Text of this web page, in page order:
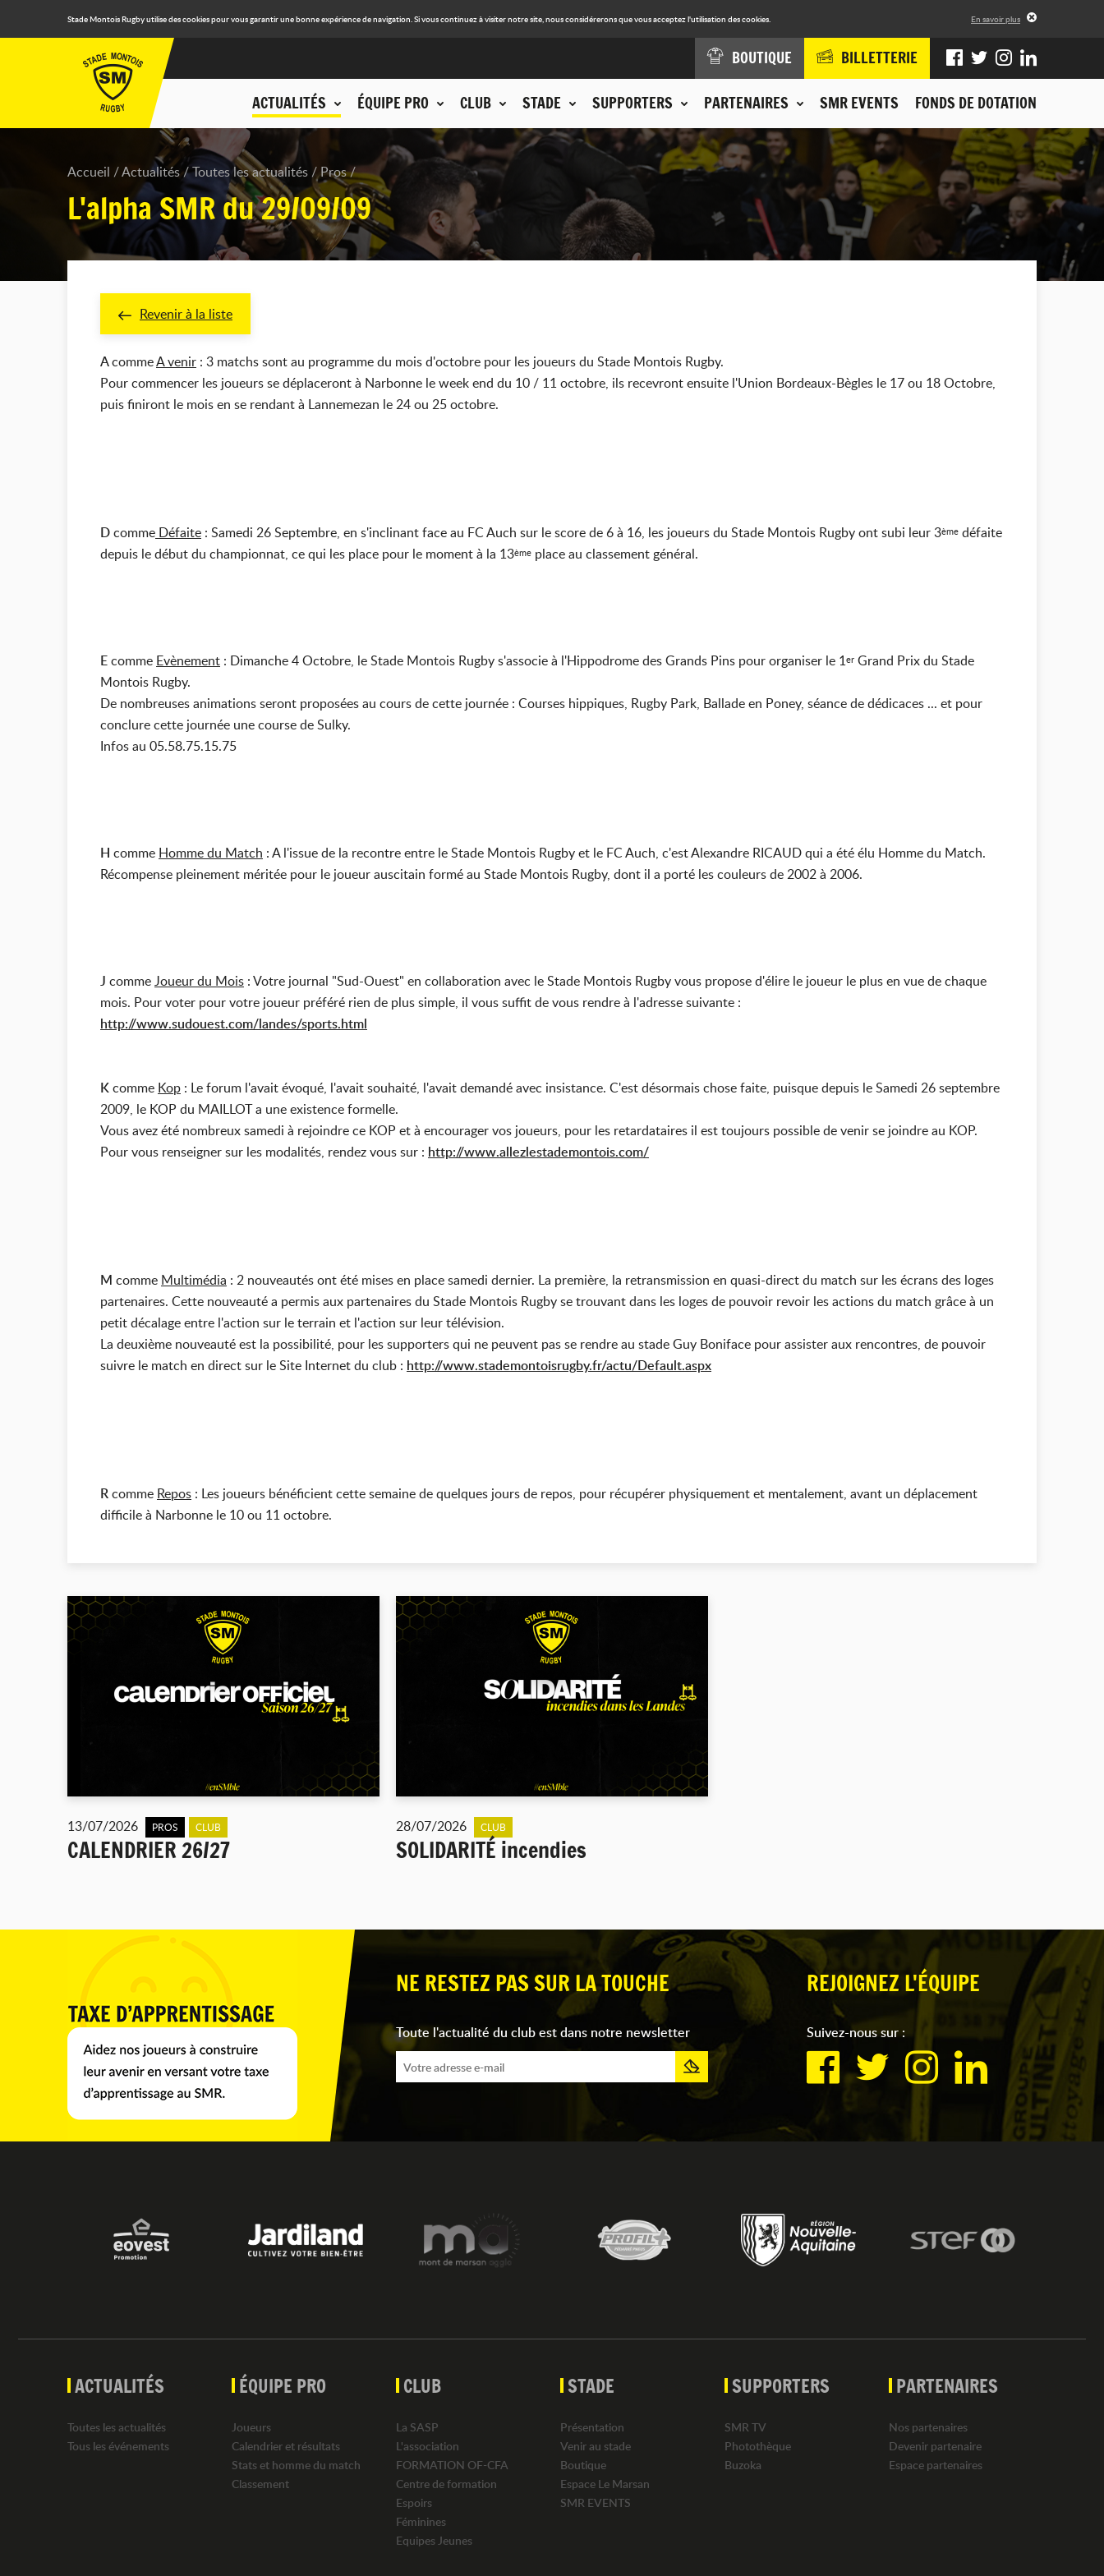
Stade Montois Rugby utilise des cookies pour vous garantir une bonne expérience de navigation. Si vous continuez à visiter notre site, nous considérerons que vous acceptez l'utilisation des cookies. En savoir plus
ACTUALITÉS ÉQUIPE PRO CLUB STADE SUPPORTERS PARTENAIRES SMR EVENTS FONDS DE DOTATION
BOUTIQUE BILLETTERIE
Accueil Actualités Toutes les actualités Pros
L'alpha SMR du 29/09/09
Revenir à la liste
AcommeA venir : 3 matchs sont au programme du mois d'octobre pour les joueurs du Stade Montois Rugby.
Pour commencer les joueurs se déplaceront à Narbonne le week end du 10 / 11 octobre, ils recevront ensuite l'Union Bordeaux-Bègles le 17 ou 18 Octobre,
puis finiront le mois en se rendant à Lannemezan le 24 ou 25 octobre.
Dcomme Défaite : Samedi 26 Septembre, en s'inclinant face au FC Auch sur le score de 6 à 16, les joueurs du Stade Montois Rugby ont subi leur 3ème défaite
depuis le début du championnat, ce qui les place pour le moment à la 13ème place au classement général.
Ecomme Evènement : Dimanche 4 Octobre, le Stade Montois Rugby s'associe à l'Hippodrome des Grands Pins pour organiser le 1er Grand Prix du Stade
Montois Rugby.
De nombreuses animations seront proposées au cours de cette journée : Courses hippiques, Rugby Park, Ballade en Poney, séance de dédicaces ... et pour
conclure cette journée une course de Sulky.
Infos au 05.58.75.15.75
H comme Homme du Match : A l'issue de la recontre entre le Stade Montois Rugby et le FC Auch, c'est Alexandre RICAUD qui a été élu Homme du Match.
Récompense pleinement méritée pour le joueur auscitain formé au Stade Montois Rugby, dont il a porté les couleurs de 2002 à 2006.
J commeJoueur du Mois : Votre journal "Sud-Ouest" en collaboration avec le Stade Montois Rugby vous propose d'élire le joueur le plus en vue de chaque
mois. Pour voter pour votre joueur préféré rien de plus simple, il vous suffit de vous rendre à l'adresse suivante :
http://www.sudouest.com/landes/sports.html
Kcomme Kop : Le forum l'avait évoqué, l'avait souhaité, l'avait demandé avec insistance. C'est désormais chose faite, puisque depuis le Samedi 26 septembre
2009, le KOP du MAILLOT a une existence formelle.
Vous avez été nombreux samedi à rejoindre ce KOP et à encourager vos joueurs, pour les retardataires il est toujours possible de venir se joindre au KOP.
Pour vous renseigner sur les modalités, rendez vous sur : http://www.allezlestademontois.com/
M comme Multimédia : 2 nouveautés ont été mises en place samedi dernier. La première, la retransmission en quasi-direct du match sur les écrans des loges
partenaires. Cette nouveauté a permis aux partenaires du Stade Montois Rugby se trouvant dans les loges de pouvoir revoir les actions du match grâce à un
petit décalage entre l'action sur le terrain et l'action sur leur télévision.
La deuxième nouveauté est la possibilité, pour les supporters qui ne peuvent pas se rendre au stade Guy Boniface pour assister aux rencontres, de pouvoir
suivre le match en direct sur le Site Internet du club : http://www.stademontoisrugby.fr/actu/Default.aspx
Rcomme Repos : Les joueurs bénéficient cette semaine de quelques jours de repos, pour récupérer physiquement et mentalement, avant un déplacement
difficile à Narbonne le 10 ou 11 octobre.
13/07/2026 PROS CLUB
CALENDRIER 26/27
28/07/2026 CLUB
SOLIDARITÉ incendies
NE RESTEZ PAS SUR LA TOUCHE
Toute l'actualité du club est dans notre newsletter
REJOIGNEZ L'ÉQUIPE
Suivez-nous sur :
ACTUALITÉS
Toutes les actualités
Tous les événements
ÉQUIPE PRO
Joueurs
Calendrier et résultats
Stats et homme du match
Classement
CLUB
La SASP
L'association
FORMATION OF-CFA
Centre de formation
Espoirs
Féminines
Equipes Jeunes
STADE
Présentation
Venir au stade
Boutique
Espace Le Marsan
SMR EVENTS
SUPPORTERS
SMR TV
Photothèque
Buzoka
PARTENAIRES
Nos partenaires
Devenir partenaire
Espace partenaires